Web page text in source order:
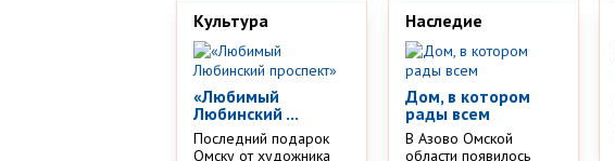
Культура
«Любимый
Любинский ...
Последний подарок
Омску от художника
Наследие
Дом, в котором
рады всем
В Азово Омской
области появилось